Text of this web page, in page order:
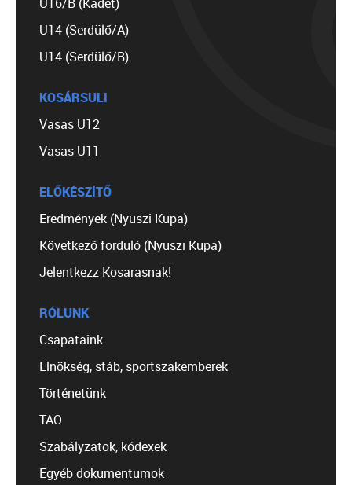
U14 (Serdülő/A)
U14 (Serdülő/B)
KOSÁRSULI
Vasas U12
Vasas U11
ELŐKÉSZÍTŐ
Eredmények (Nyuszi Kupa)
Következő forduló (Nyuszi Kupa)
Jelentkezz Kosarasnak!
RÓLUNK
Csapataink
Elnökség, stáb, sportszakemberek
Történetünk
TAO
Szabályzatok, kódexek
Egyéb dokumentumok